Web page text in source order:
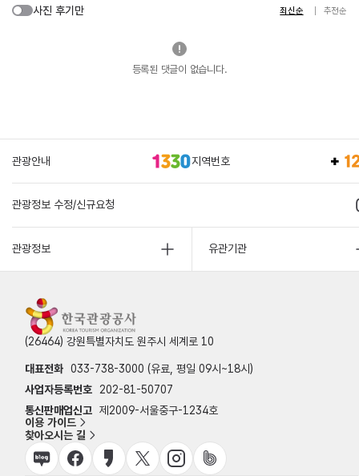
사진 후기만 최신순 추천순
등록된 댓글이 없습니다.
관광안내 지역번호
관광정보 수정/신규요청
관광정보 유관기관
(26464) 강원특별자치도 원주시 세계로 10
대표전화 033-738-3000 (유료, 평일 09시~18시)
사업자등록번호
202-81-50707
통신판매업신고 제2009-서울중구-1234호
이용 가이드
찾아오시는 길